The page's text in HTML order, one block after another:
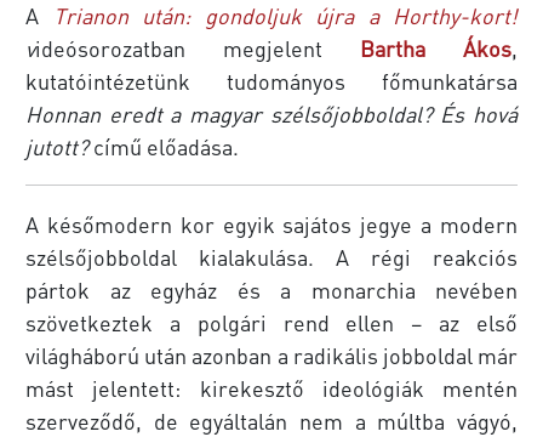
A Trianon után: gondoljuk újra a Horthy-kort!
videósorozatban megjelent Bartha Ákos,
kutatóintézetünk tudományos főmunkatársa
Honnan eredt a magyar szélsőjobboldal? És hová
jutott?című előadása.
A későmodern kor egyik sajátos jegye a modern
szélsőjobboldal kialakulása. A régi reakciós
pártok az egyház és a monarchia nevében
szövetkeztek a polgári rend ellen – az első
világháború után azonban a radikális jobboldal már
mást jelentett: kirekesztő ideológiák mentén
szerveződő, de egyáltalán nem a múltba vágyó,